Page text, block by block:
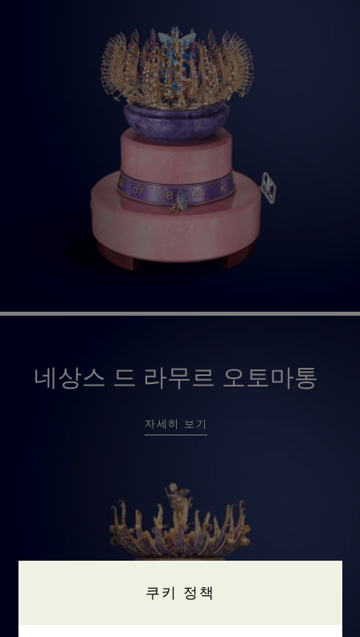
네상스 드 라무르 오토마통
자세히 보기
쿠키 정책